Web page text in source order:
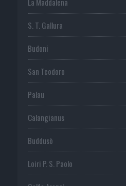
S. T. Gallura
Budoni
San Teodoro
Palau
Calangianus
Buddusò
Loiri P. S. Paolo